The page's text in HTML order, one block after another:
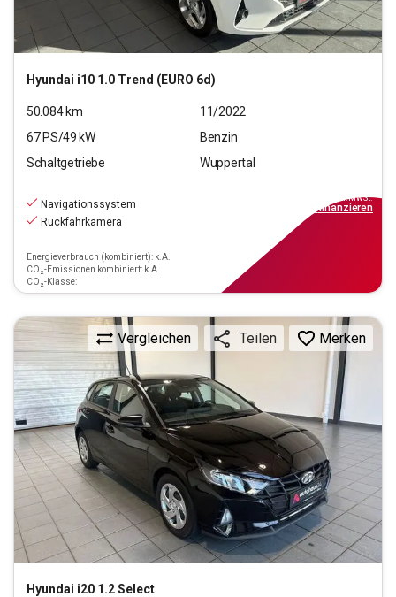
Hyundai i10 1.0 Trend (EURO 6d)
50.084km
11/2022
67PS/49 kW
Benzin
Schaltgetriebe
Wuppertal
Navigationssystem
Rückfahrkamera
Energieverbrauch (kombiniert): k.A.
CO₂-Emissionen kombiniert: k.A.
CO₂-Klasse:
inkl.MwSt.
finanzieren
Hyundai i20 1.2 Select
Vergleichen Teilen Merken